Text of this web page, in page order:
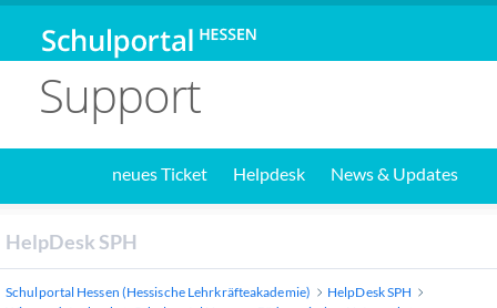
Support
neues Ticket Helpdesk News & Updates
HelpDesk SPH
Schulportal Hessen (Hessische Lehrkräfteakademie)
HelpDesk SPH